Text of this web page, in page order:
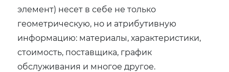
элемент) несет в себе не только
геометрическую, но и атрибутивную
информацию: материалы, характеристики,
стоимость, поставщика, график
обслуживания и многое другое.